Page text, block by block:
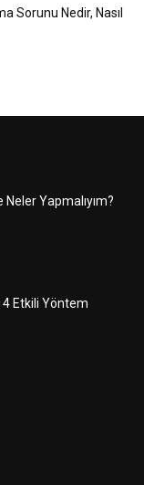
Sorunu Nedir, Nasıl
Yapmalıyım?
Etkili Yöntem